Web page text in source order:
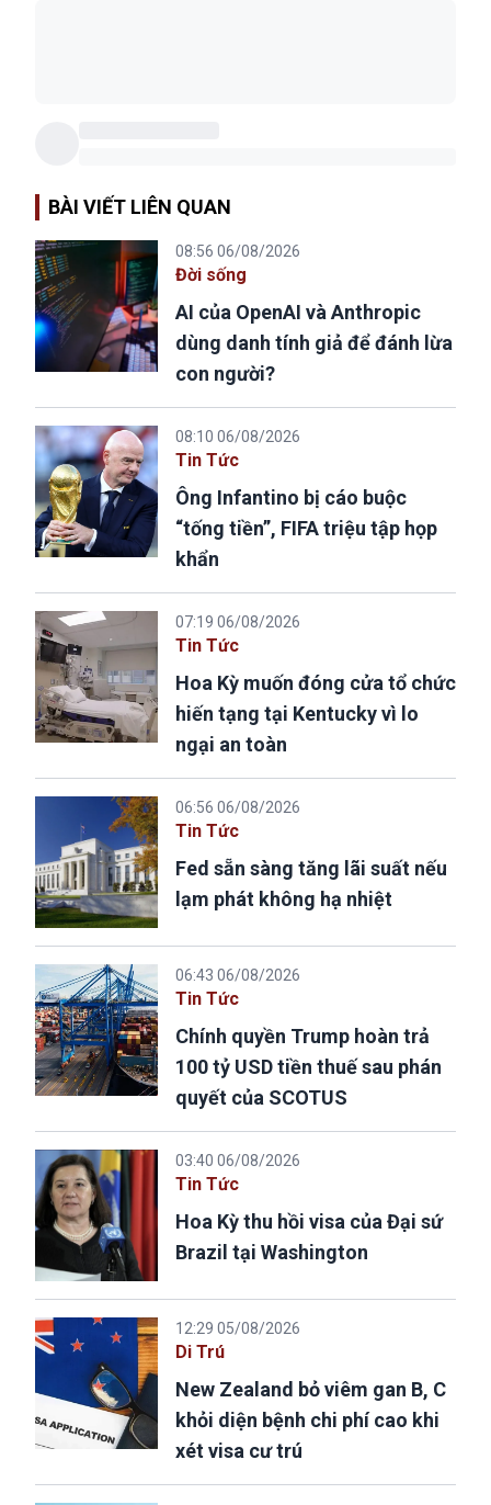
BÀI VIẾT LIÊN QUAN
08:56 06/08/2026
Đời sống
AI của OpenAI và Anthropic
dùng danh tính giả để đánh lừa
con người?
08:10 06/08/2026
Tin Tức
Ông Infantino bị cáo buộc
“tống tiền”, FIFA triệu tập họp
khẩn
07:19 06/08/2026
Tin Tức
Hoa Kỳ muốn đóng cửa tổ chức
hiến tạng tại Kentucky vì lo
ngại an toàn
06:56 06/08/2026
Tin Tức
Fed sẵn sàng tăng lãi suất nếu
lạm phát không hạ nhiệt
06:43 06/08/2026
Tin Tức
Chính quyền Trump hoàn trả
100 tỷ USD tiền thuế sau phán
quyết của SCOTUS
03:40 06/08/2026
Tin Tức
Hoa Kỳ thu hồi visa của Đại sứ
Brazil tại Washington
12:29 05/08/2026
Di Trú
New Zealand bỏ viêm gan B, C
khỏi diện bệnh chi phí cao khi
xét visa cư trú